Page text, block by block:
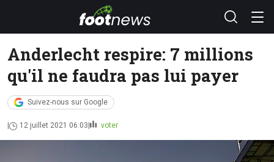
Anderlecht respire: 7 millions
qu'il ne faudra pas lui payer
Suivez-nous sur Google
12 juillet 2021 06:03 voter